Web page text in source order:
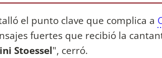
el punto clave que complica a
fuertes que recibió la
Stoessel", cerró.